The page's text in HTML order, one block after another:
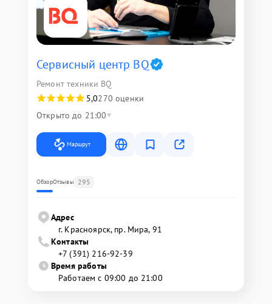
Сервисный центр BQ
Ремонт техники BQ
5,0270 оценки
Открыто до 21:00
Маршрут
ОбзорОтзывы 295
Адрес
г. Красноярск, ​пр. Мира, 91
Контакты
+7 (391) 216-92-39
Время работы
Работаем с 09:00 до 21:00